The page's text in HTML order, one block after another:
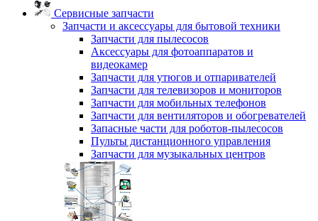
Сервисные запчасти
Запчасти и аксессуары для бытовой техники
Запчасти для пылесосов
Аксессуары для фотоаппаратов и
видеокамер
Запчасти для утюгов и отпаривателей
Запчасти для телевизоров и мониторов
Запчасти для мобильных телефонов
Запчасти для вентиляторов и обогревателей
Запасные части для роботов-пылесосов
Пульты дистанционного управления
Запчасти для музыкальных центров